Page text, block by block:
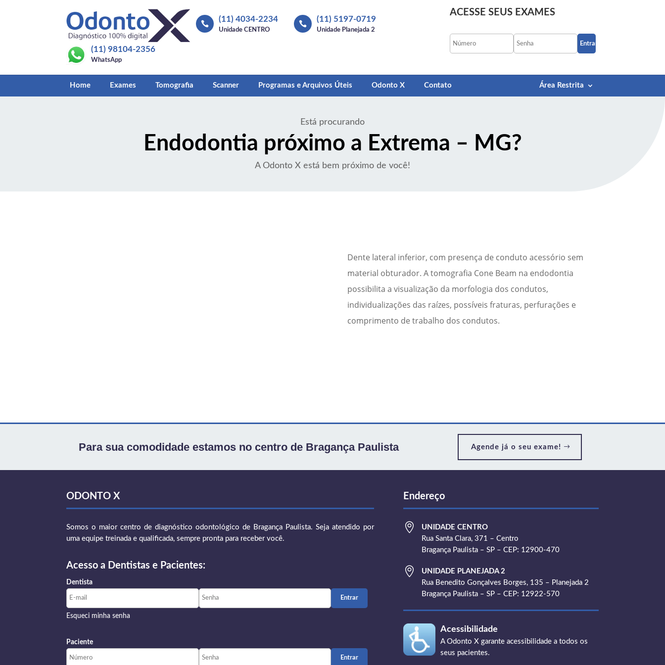

(11) 4034-2234
Unidade CENTRO

(11) 5197-0719
Unidade Planejada 2
(11) 98104-2356
WhatsApp
ACESSE SEUS EXAMES
Home Exames Tomografia Scanner Programas e Arquivos Úteis Odonto X Contato Área Restrita
Está procurando
Endodontia próximo a Extrema – MG?
A Odonto X está bem próximo de você!
Dente lateral inferior, com presença de conduto acessório sem
material obturador. A tomografia Cone Beam na endodontia
possibilita a visualização da morfologia dos condutos,
individualizações das raízes, possíveis fraturas, perfurações e
comprimento de trabalho dos condutos.
Para sua comodidade estamos no centro de Bragança Paulista Agende já o seu exame!
ODONTO X
Somos o maior centro de diagnóstico odontológico de Bragança Paulista. Seja atendido por
uma equipe treinada e qualificada, sempre pronta para receber você.
Acesso a Dentistas e Pacientes:
Dentista
Esqueci minha senha
Paciente
Endereço

UNIDADE CENTRO
Rua Santa Clara, 371 – Centro
Bragança Paulista – SP – CEP: 12900-470

UNIDADE PLANEJADA 2
Rua Benedito Gonçalves Borges, 135 – Planejada 2
Bragança Paulista – SP – CEP: 12922-570
Acessibilidade
A Odonto X garante acessibilidade a todos os
seus pacientes.